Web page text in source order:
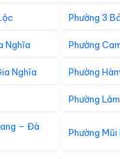
Phường 3
Nghĩa Phường
Nghĩa Phường
Phường
– Đà
Phường Mũi